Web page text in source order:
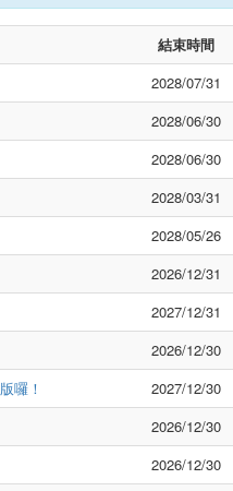
結束時間
2028/07/31
2028/06/30
2028/06/30
2028/03/31
2028/05/26
2026/12/31
2027/12/31
2026/12/30
囉！
2027/12/30
2026/12/30
2026/12/30